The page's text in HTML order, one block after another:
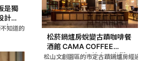
是獨
計花
來跟
知道的事！
松菸鍋爐房蛻變古蹟咖啡餐
酒館 CAMA COFFEE
ROASTERS超美夜間光雕
松山文創園區的市定古蹟鍋爐房經過